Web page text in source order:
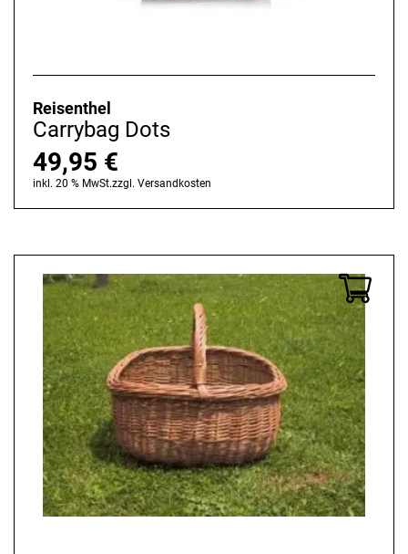
Reisenthel
Carrybag Dots
49,95 €
inkl. 20 % MwSt.zzgl. Versandkosten